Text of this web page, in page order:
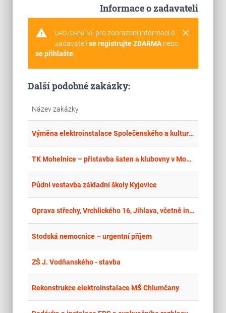
Informace o zadavateli
warning clear
UPOZORNĚNÍ: pro zobrazení informací o
zadavateli se registrujte ZDARMAnebo
se přihlašte.
Další podobné zakázky:
Název zakázky
Výměna elektroinstalace Společenského a kulturního centra Dobročkovice
TK Mohelnice – přístavba šaten a klubovny v Mohelnici – elektro část
Půdní vestavba základní školy Kyjovice
Oprava střechy, Vrchlického 16, Jihlava, včetně instalace fotovoltaické elektrárny
Stodská nemocnice – urgentní příjem
ZŠ J. Vodňanského - stavba
Rekonstrukce elektroinstalace MŠ Chlumčany